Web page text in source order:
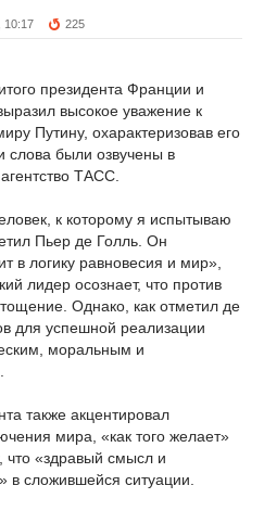
10:17 225
президента Франции и
высокое уважение к
Путину, охарактеризовав его
слова были озвучены в
ТАСС.
к которому я испытываю
Пьер де Голль. Он
в логику равновесия и мир»,
лидер осознает, что против
Однако, как отметил де
для успешной реализации
моральным и
также акцентировал
мира, «как того желает»
«здравый смысл и
в сложившейся ситуации.